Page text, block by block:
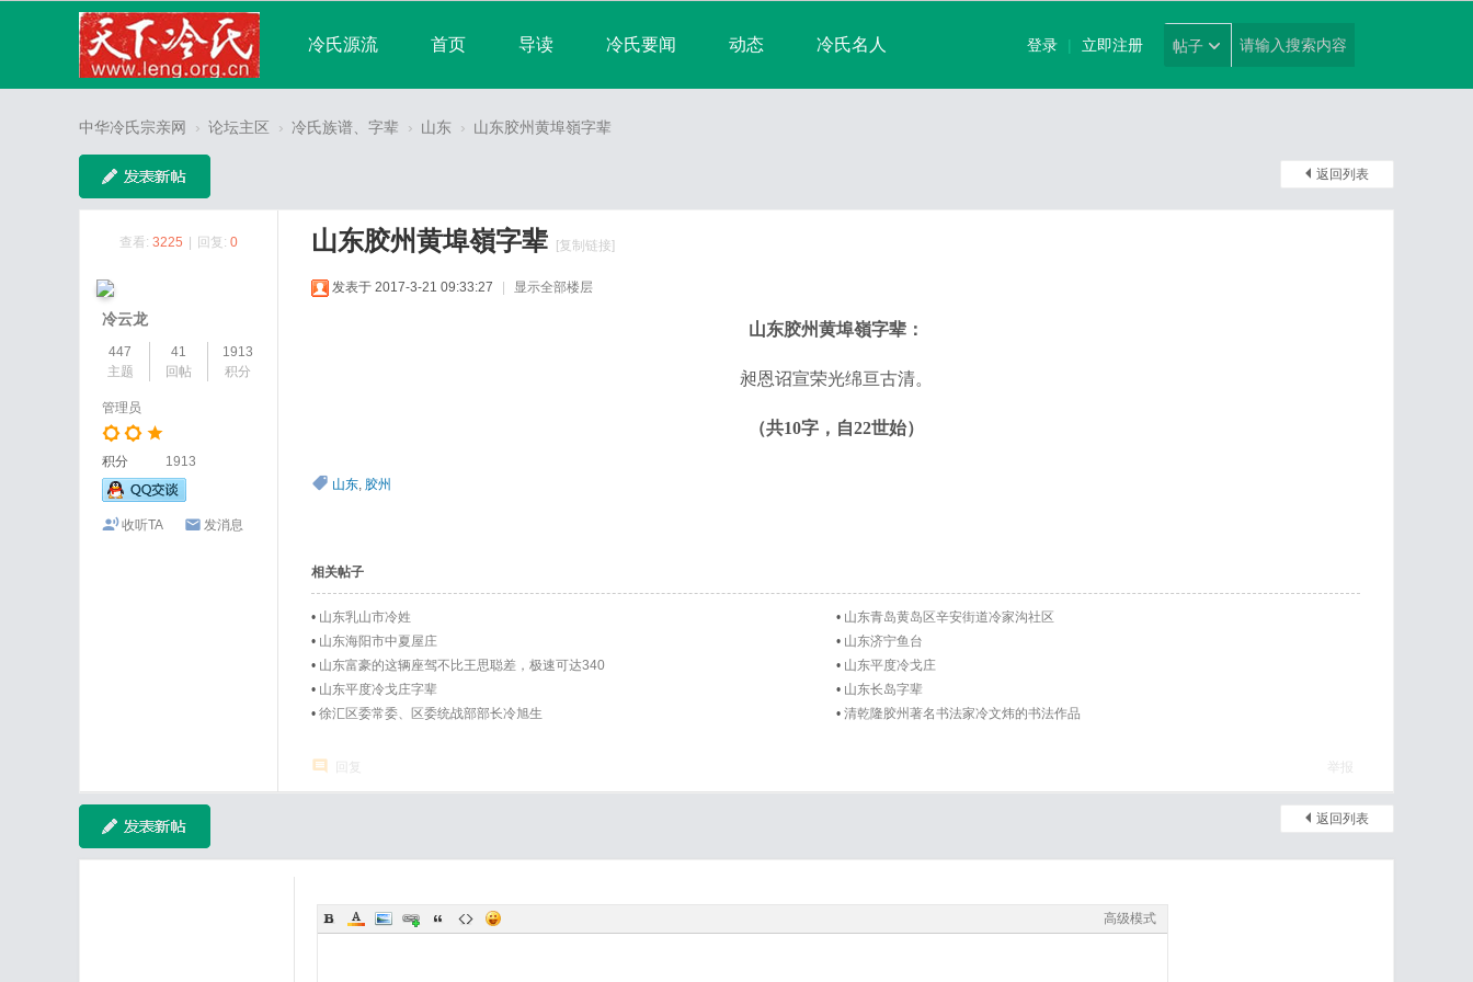
冷氏源流 首页 导读 冷氏要闻 动态 冷氏名人 帖子
登录 | 立即注册
中华冷氏宗亲网 › 论坛主区 › 冷氏族谱、字辈 › 山东 › 山东胶州黄埠嶺字辈
返回列表
查看: 3225 回复: 0 山东胶州黄埠嶺字辈 [复制链接]
冷云龙
447
主题
41
回帖
1913
积分
管理员
积分 1913
收听TA 发消息
发表于 2017-3-21 09:33:27 显示全部楼层
山东胶州黄埠嶺字辈：
昶恩诏宣荣光绵亘古清。
（共10字，自22世始）
山东, 胶州
相关帖子
• 山东乳山市冷姓 • 山东青岛黄岛区辛安街道冷家沟社区
• 山东海阳市中夏屋庄 • 山东济宁鱼台
• 山东富豪的这辆座驾不比王思聪差，极速可达340 • 山东平度冷戈庄
• 山东平度冷戈庄字辈 • 山东长岛字辈
• 徐汇区委常委、区委统战部部长冷旭生 • 清乾隆胶州著名书法家冷文炜的书法作品
回复 举报
返回列表
高级模式